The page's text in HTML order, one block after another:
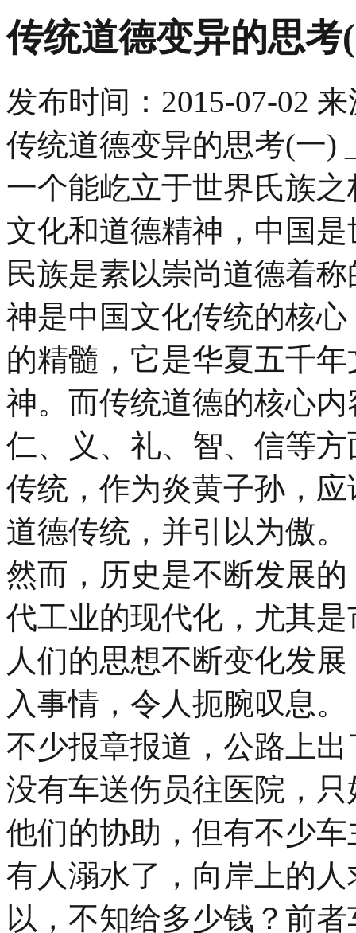
传统道德变异的思
发布时间： 2015-07-02 来
传统道德变异的思考(一)
一个能屹立于世界氏族
文化和道德精神，中国
民族是素以崇尚道德着
神是中国文化传统的核
的精髓，它是华夏五千
神。而传统道德的核心
仁、义、礼、智、信等
传统，作为炎黄子孙，
道德传统，并引以为傲。
然而，历史是不断发展
代工业的现代化，尤其
人们的思想不断变化发
入事情，令人扼腕叹息。
不少报章报道，公路上
没有车送伤员往医院，
他们的协助，但有不少
有人溺水了，向岸上的
以，不知给多少钱？前